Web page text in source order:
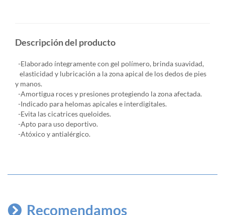
Descripción del producto
-Elaborado íntegramente con gel polímero, brinda suavidad,
elasticidad y lubricación a la zona apical de los dedos de pies
y manos.
-Amortigua roces y presiones protegiendo la zona afectada.
-Indicado para helomas apicales e interdigitales.
-Evita las cicatrices queloides.
-Apto para uso deportivo.
-Atóxico y antialérgico.
Recomendamos